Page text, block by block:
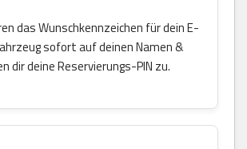
das Wunschkennzeichen für dein E-
sofort auf deinen Namen &
dir deine Reservierungs-PIN zu.